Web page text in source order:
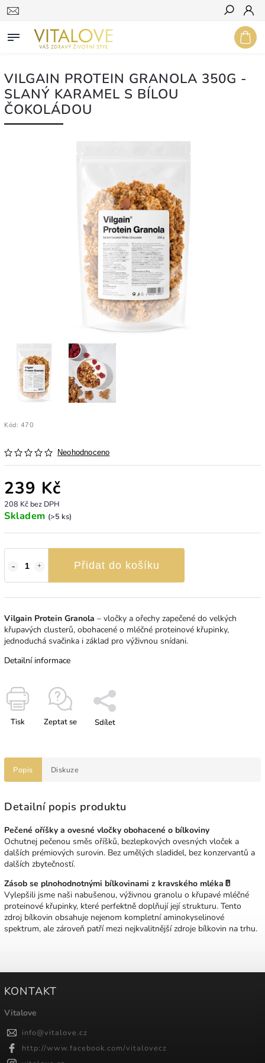
Hledat
VILGAIN PROTEIN GRANOLA 350G -
SLANÝ KARAMEL S BÍLOU
ČOKOLÁDOU
Kód: 470
Neohodnoceno
239 Kč
208 Kč bez DPH
Skladem (>5 ks)
Přidat do košíku
Vilgain Protein Granola ⁠–⁠ vločky a ořechy zapečené do velkých
křupavých clusterů, obohacené o mléčné proteinové křupinky,
jednoduchá svačinka i základ pro výživnou snídani.
Detailní informace
Tisk Zeptat se Sdílet
Popis Diskuze
Detailní popis produktu
Pečené oříšky a ovesné vločky obohacené o bílkoviny
Ochutnej pečenou směs oříšků, bezlepkových ovesných vloček a
dalších prémiových surovin. Bez umělých sladidel, bez konzervantů a
dalších zbytečností.
Zásob se plnohodnotnými bílkovinami z kravského mléka🥛
Vylepšili jsme naši nabušenou, výživnou granolu o křupavé mléčné
proteinové křupinky, které perfektně doplňují její strukturu. Tento
zdroj bílkovin obsahuje nejenom kompletní aminokyselinové
spektrum, ale zároveň patří mezi nejkvalitnější zdroje bílkovin na trhu.
KONTAKT
Vitalove
info@vitalove.cz
http://www.facebook.com/vitalovecz